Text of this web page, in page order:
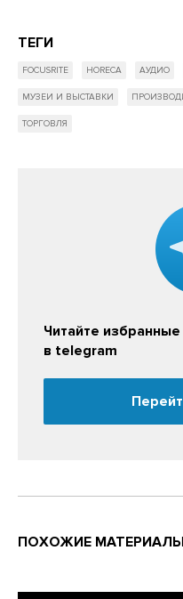
ТЕГИ
FOCUSRITE HORECA АУДИО
МУЗЕИ И ВЫСТАВКИ
ТОРГОВЛЯ
Читайте
в telegram
ПОХОЖИЕ МАТЕРИАЛЫ